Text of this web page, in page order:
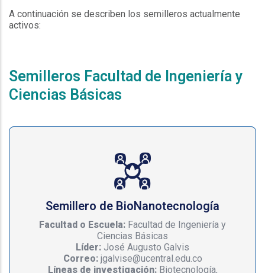
A continuación se describen los semilleros actualmente
activos:
Semilleros Facultad de Ingeniería y
Ciencias Básicas
Semillero de BioNanotecnología
Facultad o Escuela: Facultad de Ingeniería y
Ciencias Básicas
Líder: José Augusto Galvis
Correo:jgalvise@ucentral.edu.co
Líneas de investigación:Biotecnología,